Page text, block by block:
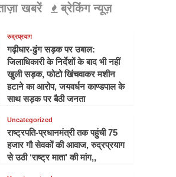
खबरें ब्रेकिंग न्यूज़
रुद्रप्रयाग
गढ़ीधार-ढुंग सड़क पर उबाल:
जिलाधिकारी के निर्देशों के बाद भी नहीं
खुली सड़क, फोटो खिंचवाकर मशीन
हटाने का आरोप, जयवर्धन काण्डपाल के
साथ सड़क पर बैठी जनता
Uncategorized
राष्ट्रपति-प्रधानमंत्री तक पहुंची 75
हजार गौ सेवकों की आवाज, रुद्रप्रयाग
से उठी ‘राष्ट्र माता’ की मांग,,